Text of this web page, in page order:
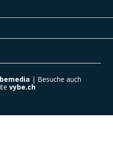
| Besuche auch
vybe.ch